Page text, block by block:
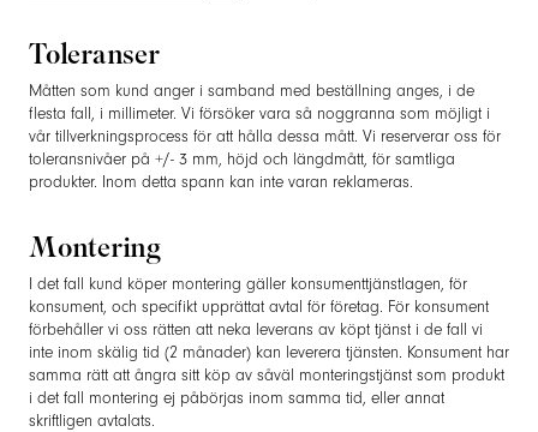
Toleranser
Måtten som kund anger i samband med beställning anges, i de
flesta fall, i millimeter. Vi försöker vara så noggranna som möjligt i
vår tillverkningsprocess för att hålla dessa mått. Vi reserverar oss för
toleransnivåer på +/- 3 mm, höjd och längdmått, för samtliga
produkter. Inom detta spann kan inte varan reklameras.
Montering
I det fall kund köper montering gäller konsumenttjänstlagen, för
konsument, och specifikt upprättat avtal för företag. För konsument
förbehåller vi oss rätten att neka leverans av köpt tjänst i de fall vi
inte inom skälig tid (2 månader) kan leverera tjänsten. Konsument har
samma rätt att ångra sitt köp av såväl monteringstjänst som produkt
i det fall montering ej påbörjas inom samma tid, eller annat
skriftligen avtalats.